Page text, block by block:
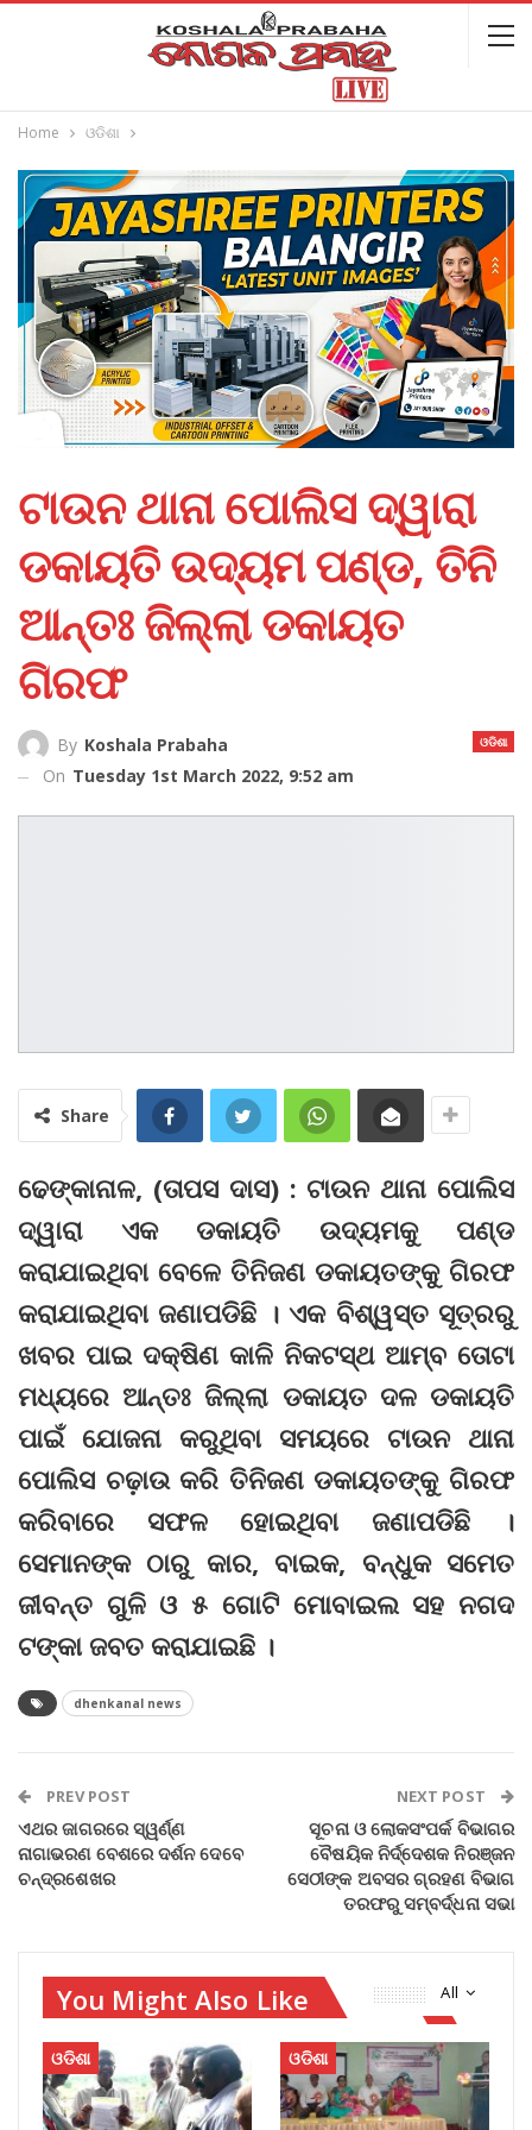
Home ଓଡିଶା
ଟାଉନ ଥାନା ପୋଲିସ ଦ୍ୱାରା
ଡକାୟତି ଉଦ୍ୟମ ପଣ୍ଡ, ତିନି
ଆନ୍ତଃ ଜିଲ୍ଲା ଡକାୟତ
ଗିରଫ
ଓଡିଶା
By Koshala Prabaha
On Tuesday 1st March 2022, 9:52 am
Share
ଢେଙ୍କାନାଳ, (ତାପସ ଦାସ) : ଟାଉନ ଥାନା ପୋଲିସ
ଦ୍ୱାରା ଏକ ଡକାୟତି ଉଦ୍ୟମକୁ ପଣ୍ଡ
କରାଯାଇଥିବା ବେଳେ ତିନିଜଣ ଡକାୟତଙ୍କୁ ଗିରଫ
କରାଯାଇଥିବା ଜଣାପଡିଛି । ଏକ ବିଶ୍ୱସ୍ତ ସୂତ୍ରରୁ
ଖବର ପାଇ ଦକ୍ଷିଣ କାଳି ନିକଟସ୍ଥ ଆମ୍ବ ତୋଟା
ମଧ୍ୟରେ ଆନ୍ତଃ ଜିଲ୍ଲା ଡକାୟତ ଦଳ ଡକାୟତି
ପାଇଁ ଯୋଜନା କରୁଥିବା ସମୟରେ ଟାଉନ ଥାନା
ପୋଲିସ ଚଢ଼ାଉ କରି ତିନିଜଣ ଡକାୟତଙ୍କୁ ଗିରଫ
କରିବାରେ ସଫଳ ହୋଇଥିବା ଜଣାପଡିଛି ।
ସେମାନଙ୍କ ଠାରୁ କାର, ବାଇକ, ବନ୍ଧୁକ ସମେତ
ଜୀବନ୍ତ ଗୁଳି ଓ ୫ ଗୋଟି ମୋବାଇଲ ସହ ନଗଦ
ଟଙ୍କା ଜବତ କରାଯାଇଛି ।
dhenkanal news
PREV POST
ଏଥର ଜାଗରରେ ସ୍ୱର୍ଣ୍ଣ
ନାଗାଭରଣ ବେଶରେ ଦର୍ଶନ ଦେବେ
ଚନ୍ଦ୍ରଶେଖର
NEXT POST
ସୂଚନା ଓ ଲୋକସଂପର୍କ ବିଭାଗର
ବୈଷୟିକ ନିର୍ଦ୍ଦେଶକ ନିରଞ୍ଜନ
ସେଠୀଙ୍କ ଅବସର ଗ୍ରହଣ ବିଭାଗ
ତରଫରୁ ସମ୍ବର୍ଦ୍ଧନା ସଭା
All
You Might Also Like
ଓଡିଶା ଓଡିଶା